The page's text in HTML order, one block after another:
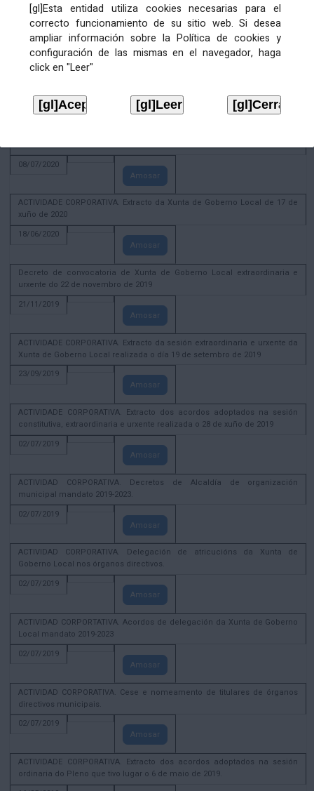
[gl]Esta entidad utiliza cookies necesarias para el
correcto funcionamiento de su sitio web. Si desea
ampliar información sobre la Política de cookies y
configuración de las mismas en el navegador, haga
click en "Leer"
Xunta de Goberno Local extraordinaria e urxente 01.08.2022
02/08/2022
Amosar
ACTIVIDADE CORPORATIVA. Xunta de Goberno Local do 30 de decembro
28/12/2020
Amosar
ACTIVIDADE CORPORATIVA. Extracto do Pleno ordinario de data 2.7.2020
08/07/2020
Amosar
ACTIVIDADE CORPORATIVA. Extracto da Xunta de Goberno Local de 17 de
xuño de 2020
18/06/2020
Amosar
Decreto de convocatoria de Xunta de Goberno Local extraordinaria e
urxente do 22 de novembro de 2019
21/11/2019
Amosar
ACTIVIDADE CORPORATIVA. Extracto da sesión extraordinaria e urxente da
Xunta de Goberno Local realizada o día 19 de setembro de 2019
23/09/2019
Amosar
ACTIVIDADE CORPORATIVA. Extracto dos acordos adoptados na sesión
constitutiva, extraordinaria e urxente realizada o 28 de xuño de 2019
02/07/2019
Amosar
ACTIVIDAD CORPORATIVA. Decretos de Alcaldía de organización
municipal mandato 2019-2023.
02/07/2019
Amosar
ACTIVIDAD CORPORATIVA. Delegación de atricucións da Xunta de
Goberno Local nos órganos directivos.
02/07/2019
Amosar
ACTIVIDAD CORPORTATIVA. Acordos de delegación da Xunta de Goberno
Local mandato 2019-2023
02/07/2019
Amosar
ACTIVIDAD CORPORATIVA. Cese e nomeamento de titulares de órganos
directivos municipais.
02/07/2019
Amosar
ACTIVIDADE CORPORATIVA. Extracto dos acordos adoptados na sesión
ordinaria do Pleno que tivo lugar o 6 de maio de 2019.